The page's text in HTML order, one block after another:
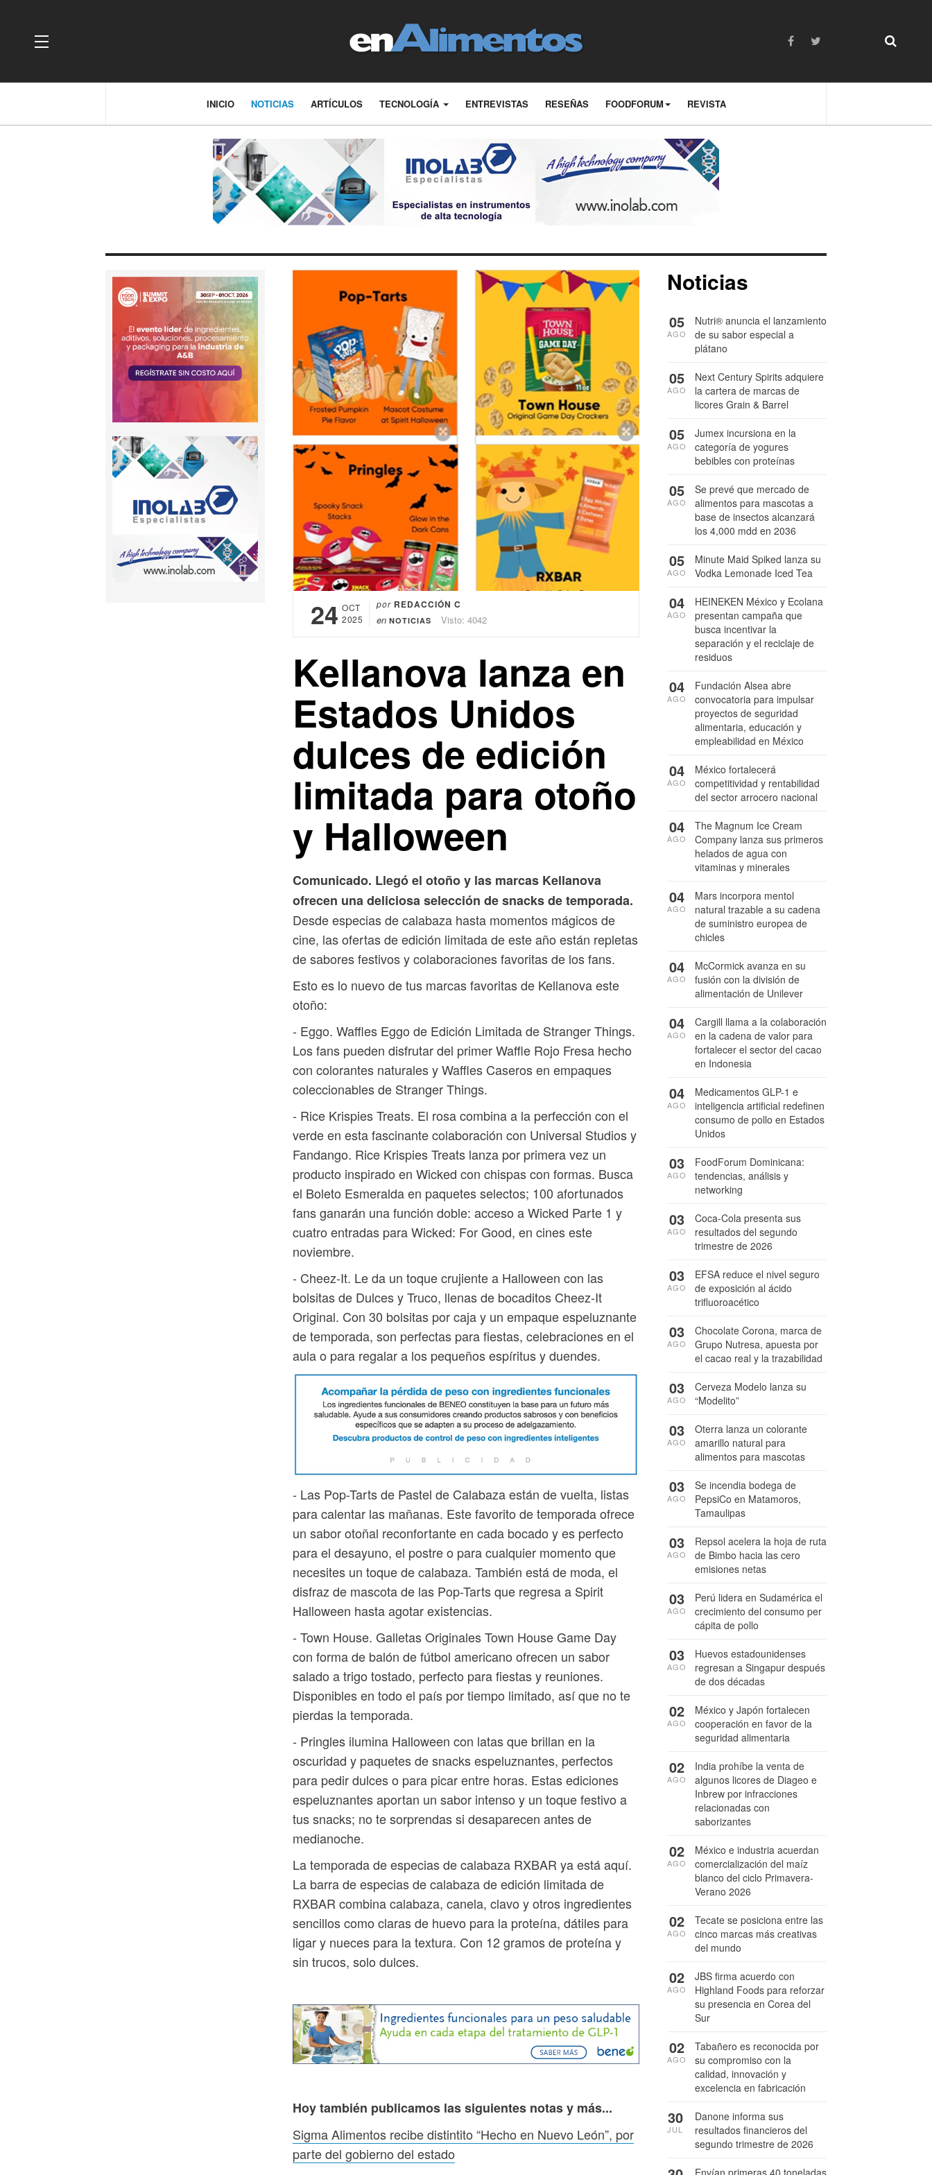
OFF CANVAS
INICIO NOTICIAS ARTÍCULOS TECNOLOGÍA ENTREVISTAS RESEÑAS FOODFORUM REVISTA
24 OCT
2025
por REDACCIÓN C
en NOTICIAS Visto: 4042
Kellanova lanza en
Estados Unidos
dulces de edición
limitada para otoño
y Halloween
Comunicado. Llegó el otoño y las marcas Kellanova
ofrecen una deliciosa selección de snacks de temporada.
Desde especias de calabaza hasta momentos mágicos de
cine, las ofertas de edición limitada de este año están repletas
de sabores festivos y colaboraciones favoritas de los fans.
Esto es lo nuevo de tus marcas favoritas de Kellanova este
otoño:
- Eggo. Waffles Eggo de Edición Limitada de Stranger Things.
Los fans pueden disfrutar del primer Waffle Rojo Fresa hecho
con colorantes naturales y Waffles Caseros en empaques
coleccionables de Stranger Things.
- Rice Krispies Treats. El rosa combina a la perfección con el
verde en esta fascinante colaboración con Universal Studios y
Fandango. Rice Krispies Treats lanza por primera vez un
producto inspirado en Wicked con chispas con formas. Busca
el Boleto Esmeralda en paquetes selectos; 100 afortunados
fans ganarán una función doble: acceso a Wicked Parte 1 y
cuatro entradas para Wicked: For Good, en cines este
noviembre.
- Cheez-It. Le da un toque crujiente a Halloween con las
bolsitas de Dulces y Truco, llenas de bocaditos Cheez-It
Original. Con 30 bolsitas por caja y un empaque espeluznante
de temporada, son perfectas para fiestas, celebraciones en el
aula o para regalar a los pequeños espíritus y duendes.
- Las Pop-Tarts de Pastel de Calabaza están de vuelta, listas
para calentar las mañanas. Este favorito de temporada ofrece
un sabor otoñal reconfortante en cada bocado y es perfecto
para el desayuno, el postre o para cualquier momento que
necesites un toque de calabaza. También está de moda, el
disfraz de mascota de las Pop-Tarts que regresa a Spirit
Halloween hasta agotar existencias.
- Town House. Galletas Originales Town House Game Day
con forma de balón de fútbol americano ofrecen un sabor
salado a trigo tostado, perfecto para fiestas y reuniones.
Disponibles en todo el país por tiempo limitado, así que no te
pierdas la temporada.
- Pringles ilumina Halloween con latas que brillan en la
oscuridad y paquetes de snacks espeluznantes, perfectos
para pedir dulces o para picar entre horas. Estas ediciones
espeluznantes aportan un sabor intenso y un toque festivo a
tus snacks; no te sorprendas si desaparecen antes de
medianoche.
La temporada de especias de calabaza RXBAR ya está aquí.
La barra de especias de calabaza de edición limitada de
RXBAR combina calabaza, canela, clavo y otros ingredientes
sencillos como claras de huevo para la proteína, dátiles para
ligar y nueces para la textura. Con 12 gramos de proteína y
sin trucos, solo dulces.
Hoy también publicamos las siguientes notas y más...
Sigma Alimentos recibe distintito “Hecho en Nuevo León”, por
parte del gobierno del estado
Noticias
Nutri® anuncia el lanzamiento
de su sabor especial a
plátano
05
AGO
Next Century Spirits adquiere
la cartera de marcas de
licores Grain & Barrel
05
AGO
Jumex incursiona en la
categoría de yogures
bebibles con proteínas
05
AGO
Se prevé que mercado de
alimentos para mascotas a
base de insectos alcanzará
los 4,000 mdd en 2036
05
AGO
Minute Maid Spiked lanza su
Vodka Lemonade Iced Tea
05
AGO
HEINEKEN México y Ecolana
presentan campaña que
busca incentivar la
separación y el reciclaje de
residuos
04
AGO
Fundación Alsea abre
convocatoria para impulsar
proyectos de seguridad
alimentaria, educación y
empleabilidad en México
04
AGO
México fortalecerá
competitividad y rentabilidad
del sector arrocero nacional
04
AGO
The Magnum Ice Cream
Company lanza sus primeros
helados de agua con
vitaminas y minerales
04
AGO
Mars incorpora mentol
natural trazable a su cadena
de suministro europea de
chicles
04
AGO
McCormick avanza en su
fusión con la división de
alimentación de Unilever
04
AGO
Cargill llama a la colaboración
en la cadena de valor para
fortalecer el sector del cacao
en Indonesia
04
AGO
Medicamentos GLP-1 e
inteligencia artificial redefinen
consumo de pollo en Estados
Unidos
04
AGO
FoodForum Dominicana:
tendencias, análisis y
networking
03
AGO
Coca-Cola presenta sus
resultados del segundo
trimestre de 2026
03
AGO
EFSA reduce el nivel seguro
de exposición al ácido
trifluoroacético
03
AGO
Chocolate Corona, marca de
Grupo Nutresa, apuesta por
el cacao real y la trazabilidad
03
AGO
Cerveza Modelo lanza su
“Modelito”
03
AGO
Oterra lanza un colorante
amarillo natural para
alimentos para mascotas
03
AGO
Se incendia bodega de
PepsiCo en Matamoros,
Tamaulipas
03
AGO
Repsol acelera la hoja de ruta
de Bimbo hacia las cero
emisiones netas
03
AGO
Perú lidera en Sudamérica el
crecimiento del consumo per
cápita de pollo
03
AGO
Huevos estadounidenses
regresan a Singapur después
de dos décadas
03
AGO
México y Japón fortalecen
cooperación en favor de la
seguridad alimentaria
02
AGO
India prohíbe la venta de
algunos licores de Diageo e
Inbrew por infracciones
relacionadas con
saborizantes
02
AGO
México e industria acuerdan
comercialización del maíz
blanco del ciclo Primavera-
Verano 2026
02
AGO
Tecate se posiciona entre las
cinco marcas más creativas
del mundo
02
AGO
JBS firma acuerdo con
Highland Foods para reforzar
su presencia en Corea del
Sur
02
AGO
Tabañero es reconocida por
su compromiso con la
calidad, innovación y
excelencia en fabricación
02
AGO
Danone informa sus
resultados financieros del
segundo trimestre de 2026
30
JUL
Envían primeras 40 toneladas